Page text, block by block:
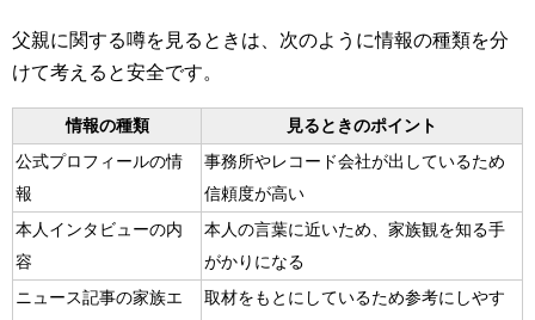
父親に関する噂を見るときは、次のように情報の種類を分
けて考えると安全です。
情報の種類
見るときのポイント
公式プロフィールの情
報
事務所やレコード会社が出しているため
信頼度が高い
本人インタビューの内
容
本人の言葉に近いため、家族観を知る手
がかりになる
ニュース記事の家族エ
取材をもとにしているため参考にしやす